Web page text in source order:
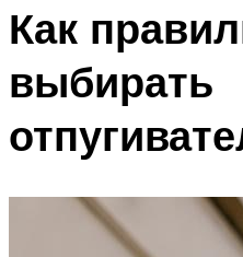
Как
выбирать